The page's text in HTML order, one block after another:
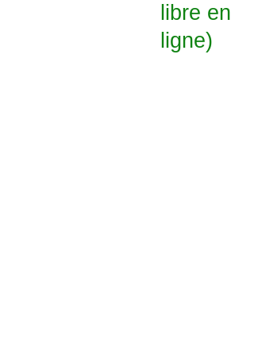
libre en
ligne)